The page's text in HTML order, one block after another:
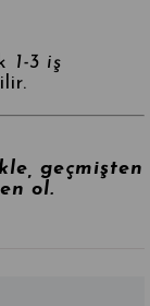
1-3 iş
geçmişten
ol.